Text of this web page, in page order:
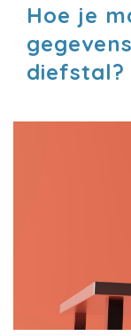
Hoe je
diefstal?